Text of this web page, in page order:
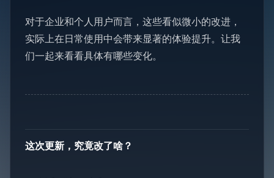
对于企业和个人用户而言，这些看似微小的改进，
实际上在日常使用中会带来显著的体验提升。让我
们一起来看看具体有哪些变化。
这次更新，究竟改了啥？